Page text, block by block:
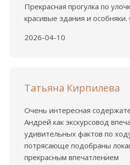
Прекрасная прогулка по
красивые здания и особняки.
2026-04-10
Татьяна Кирпилева
Очень интересная
Андрей как экскурсовод
удивительных фактов по
потрясающе подобраны
прекрасным впечатлением